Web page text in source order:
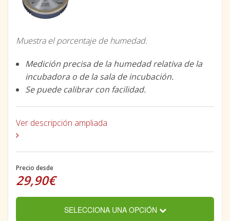
Muestra el porcentaje de humedad.
Medición precisa de la humedad relativa de la
incubadora o de la sala de incubación.
Se puede calibrar con facilidad.
Ver descripción ampliada
Precio desde
29,90€
SELECCIONA UNA OPCIÓN